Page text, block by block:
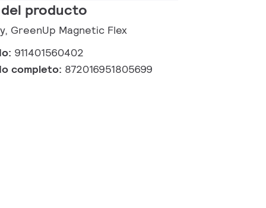
producto
GreenUp Magnetic Flex
911401560402
completo: 872016951805699